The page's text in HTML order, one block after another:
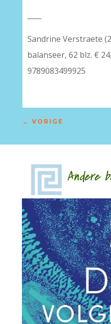
Sandrine Verstraete
balanseer, 62 blz. €
9789083499925
← VORIGE
Andere